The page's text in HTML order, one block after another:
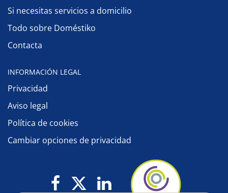
Si necesitas servicios a domicilio
Todo sobre Doméstiko
Contacta
INFORMACIÓN LEGAL
Privacidad
Aviso legal
Política de cookies
Cambiar opciones de privacidad